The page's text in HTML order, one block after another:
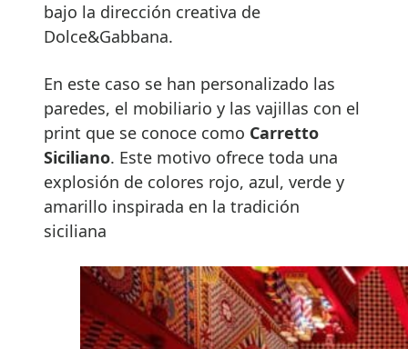
bajo la dirección creativa de
Dolce&Gabbana.
En este caso se han personalizado las
paredes, el mobiliario y las vajillas con el
print que se conoce como Carretto
Siciliano. Este motivo ofrece toda una
explosión de colores rojo, azul, verde y
amarillo inspirada en la tradición
siciliana